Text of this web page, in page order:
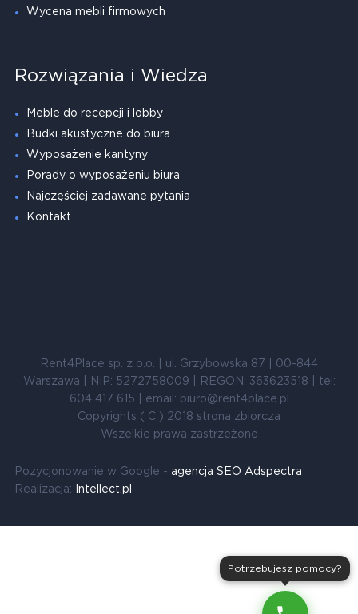
Wycena mebli firmowych
Rozwiązania i Wiedza
Meble do recepcji i lobby
Budki akustyczne do biura
Wyposażenie kantyny
Porady o wyposażeniu biura
Najczęściej zadawane pytania
Kontakt
Rent4Place sp. z o.o. | ul. Grzybowska 87 | 00-844
Warszawa | NIP: 5272758009 | REGON: 363623518 | tel:
604 417 615 | email: biuro@rent4place.pl
Copyrights ( C ) 2018 strona zbiorcza
Wszelkie prawa zastrzeżone
Pozycjonowanie w Google - agencja SEO Adspectra
Realizacja:
Intellect.pl
Potrzebujesz pomocy?